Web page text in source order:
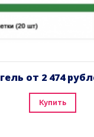
гель от 2 474
Купить